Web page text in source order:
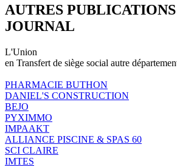
AUTRES
JOURNAL
L'Union
en Transfert de siège social autre
PHARMACIE BUTHON
DANIEL'S CONSTRUCTION
BEJO
PYXIMMO
IMPAAKT
ALLIANCE PISCINE & SPAS 60
SCI CLAIRE
IMTES